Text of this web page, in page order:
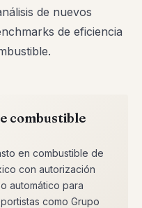
de nuevos
de eficiencia
combustible
en combustible de
con autorización
automático para
como Grupo